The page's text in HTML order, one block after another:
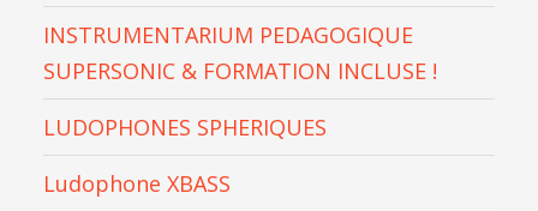
INSTRUMENTARIUM PEDAGOGIQUE
SUPERSONIC & FORMATION INCLUSE !
LUDOPHONES SPHERIQUES
Ludophone XBASS